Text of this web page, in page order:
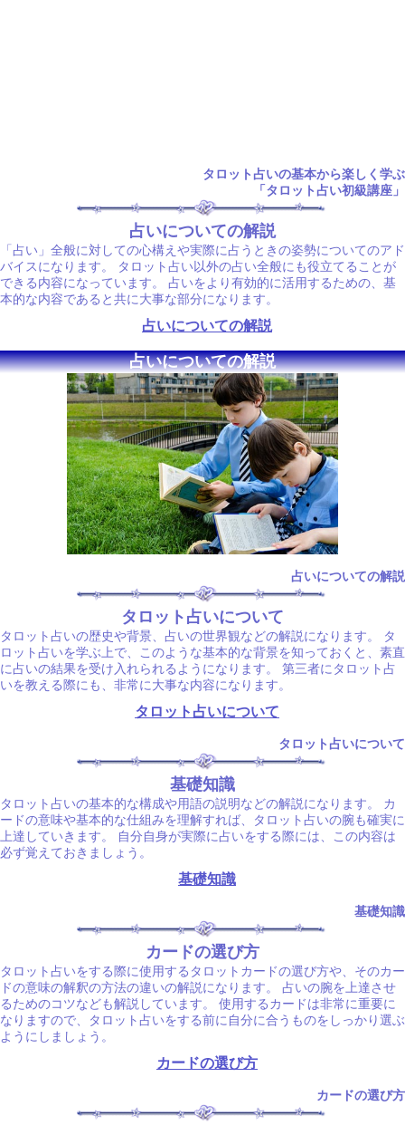
タロット占いの基本から楽しく学ぶ
「タロット占い初級講座」
占いについての解説
「占い」全般に対しての心構えや実際に占うときの姿勢についてのアド
バイスになります。 タロット占い以外の占い全般にも役立てることが
できる内容になっています。 占いをより有効的に活用するための、基
本的な内容であると共に大事な部分になります。
占いについての解説
占いについての解説
占いについての解説
タロット占いについて
タロット占いの歴史や背景、占いの世界観などの解説になります。 タ
ロット占いを学ぶ上で、このような基本的な背景を知っておくと、素直
に占いの結果を受け入れられるようになります。 第三者にタロット占
いを教える際にも、非常に大事な内容になります。
タロット占いについて
タロット占いについて
基礎知識
タロット占いの基本的な構成や用語の説明などの解説になります。 カ
ードの意味や基本的な仕組みを理解すれば、タロット占いの腕も確実に
上達していきます。 自分自身が実際に占いをする際には、この内容は
必ず覚えておきましょう。
基礎知識
基礎知識
カードの選び方
タロット占いをする際に使用するタロットカードの選び方や、そのカー
ドの意味の解釈の方法の違いの解説になります。 占いの腕を上達させ
るためのコツなども解説しています。 使用するカードは非常に重要に
なりますので、タロット占いをする前に自分に合うものをしっかり選ぶ
ようにしましょう。
カードの選び方
カードの選び方